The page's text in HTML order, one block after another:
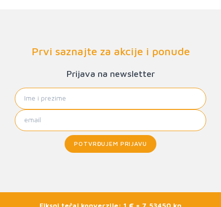
Prvi saznajte za akcije i ponude
Prijava na newsletter
POTVRĐUJEM PRIJAVU
Fiksni tečaj konverzije: 1 € = 7,53450 kn